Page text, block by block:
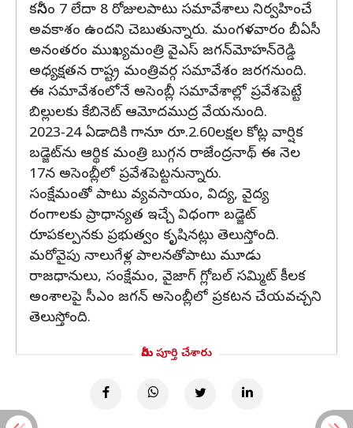
కనీసం 7 లేదా 8 రోజులపాటు సమావేశాలు నిర్వహించే
అవకాశం ఉందని చెబుతున్నారు. మంగళవారం బీఏసీ
అనంతరం ముఖ్యమంత్రి వైఎస్‌ జగన్‌మోహన్‌రెడ్డి
అధ్యక్షతన రాష్ట్ర మంత్రివర్గ సమావేశం జరగనుంది.
ఈ సమావేశంలోనే అసెంబ్లీ సమావేశాల్లో ప్రవేశపెట్టే
బిల్లులకు కేబినెట్ ఆమోదముద్ర వేయనుంది.
2023-24 ఏడాదికి గానూ రూ.2.60లక్షల కోట్ల వార్షిక
బడ్జెట్‌ను ఆర్థిక మంత్రి బుగ్గన రాజేంద్రనాథ్‌ ఈ నెల
17న అసెంబ్లీలో ప్రవేశపెట్టనున్నారు.
సంక్షేమంతో పాటు వ్యవసాయం, విద్య, వైద్య
రంగాలకు ప్రాధాన్యత ఇచ్చే విధంగా బడ్జెట్
రూపకల్పనకు ప్రభుత్వం కృషినట్లు తెలుస్తోంది.
మరోవైపు నాలుగేళ్ల పాలనతోపాటు మూడు
రాజధానులు, సంక్షేమం, వైజాగ్‌ గ్లోబల్‌ సమ్మిట్‌ కీలక
అంశాలపై సీఎం జగన్‌ అసెంబ్లీలో ప్రకటన చేయవచ్చని
తెలుస్తోంది.
మీరు పూర్తి చేశారు